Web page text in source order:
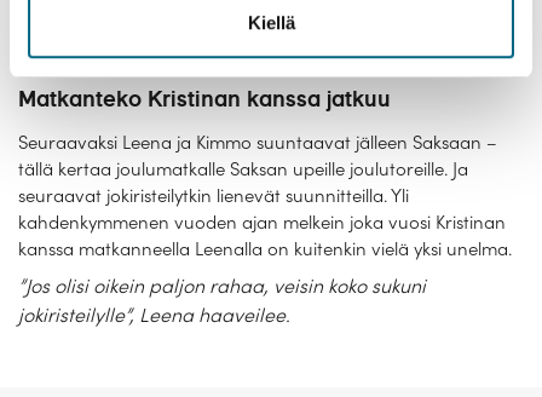
Kiellä
Matkanteko Kristinan kanssa jatkuu
Seuraavaksi Leena ja Kimmo suuntaavat jälleen Saksaan –
tällä kertaa joulumatkalle Saksan upeille joulutoreille. Ja
seuraavat jokiristeilytkin lienevät suunnitteilla. Yli
kahdenkymmenen vuoden ajan melkein joka vuosi Kristinan
kanssa matkanneella Leenalla on kuitenkin vielä yksi unelma.
”Jos olisi oikein paljon rahaa, veisin koko sukuni
jokiristeilylle”, Leena haaveilee.